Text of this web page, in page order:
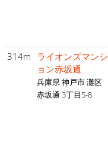
314m ライオンズマンシ
ョン赤坂通
兵庫県 神戸市 灘区
赤坂通 3丁目5-8